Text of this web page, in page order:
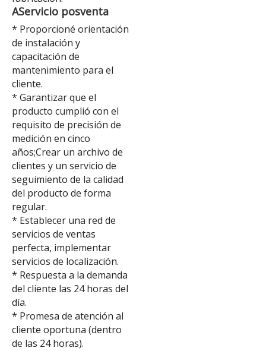
AServicio posventa
* Proporcioné orientación
de instalación y
capacitación de
mantenimiento para el
cliente.
* Garantizar que el
producto cumplió con el
requisito de precisión de
medición en cinco
años;Crear un archivo de
clientes y un servicio de
seguimiento de la calidad
del producto de forma
regular.
* Establecer una red de
servicios de ventas
perfecta, implementar
servicios de localización.
* Respuesta a la demanda
del cliente las 24 horas del
día.
* Promesa de atención al
cliente oportuna (dentro
de las 24 horas).